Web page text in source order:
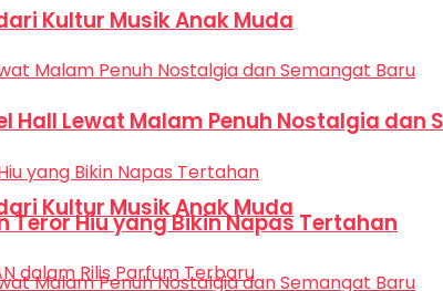
Kultur Musik Anak Muda
Kultur Musik Anak Muda
Hall Lewat Malam Penuh Nostalgia dan
Teror Hiu yang Bikin Napas Tertahan